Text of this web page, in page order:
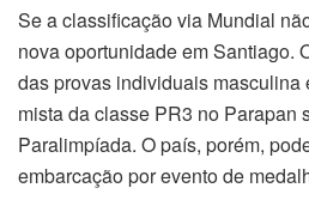
Se a classificação via Mundial
nova oportunidade em Santiago.
das provas individuais masculina
mista da classe PR3 no Parapan
Paralimpíada. O país, porém,
embarcação por evento de